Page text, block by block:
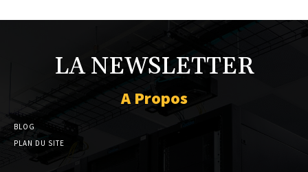
LA NEWSLETTER
A Propos
BLOG
PLAN DU SITE